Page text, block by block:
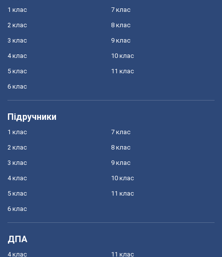
1 клас
2 клас
3 клас
4 клас
5 клас
6 клас
7 клас
8 клас
9 клас
10 клас
11 клас
Підручники
1 клас
2 клас
3 клас
4 клас
5 клас
6 клас
7 клас
8 клас
9 клас
10 клас
11 клас
ДПА
4 клас 11 клас